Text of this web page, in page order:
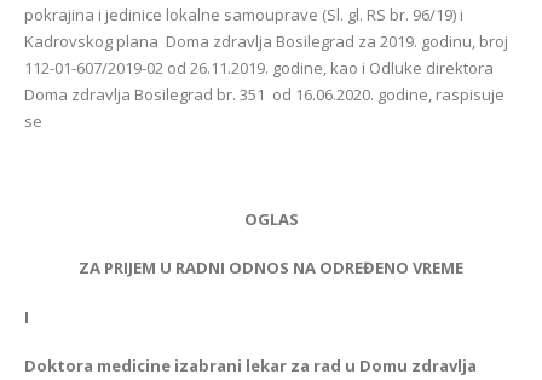
pokrajina i jedinice lokalne samouprave (Sl. gl. RS br. 96/19) i
Kadrovskog plana Doma zdravlja Bosilegrad za 2019. godinu, broj
112-01-607/2019-02 od 26.11.2019. godine, kao i Odluke direktora
Doma zdravlja Bosilegrad br. 351 od 16.06.2020. godine, raspisuje
se
OGLAS
ZA PRIJEM U RADNI ODNOS NA ODREĐENO VREME
I
Doktora medicine izabrani lekar za rad u Domu zdravlja